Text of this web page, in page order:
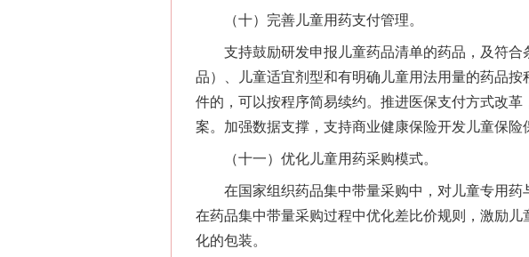
（十）完善儿童用药支付管理。
支持鼓励研发申报儿童药品清单的药品，及符合
品）、儿童适宜剂型和有明确儿童用法用量的药品
件的，可以按程序简易续约。推进医保支付方式改
案。加强数据支撑，支持商业健康保险开发儿童保
（十一）优化儿童用药采购模式。
在国家组织药品集中带量采购中，对儿童专用药
在药品集中带量采购过程中优化差比价规则，激励
化的包装。